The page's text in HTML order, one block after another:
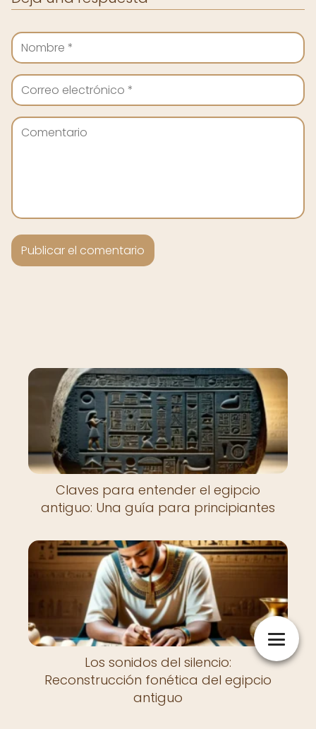
Claves para entender el egipcio
antiguo: Una guía para principiantes
Los sonidos del silencio:
Reconstrucción fonética del egipcio
antiguo